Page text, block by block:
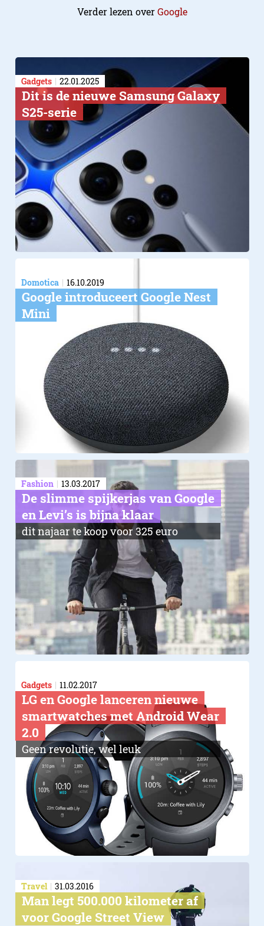
Verder lezen overGoogle
Gadgets 22.01.2025
Dit is de nieuwe Samsung Galaxy
S25-serie
Domotica 16.10.2019
Google introduceert Google Nest
Mini
Fashion 13.03.2017
De slimme spijkerjas van Google
en Levi’s is bijna klaar
dit najaar te koop voor 325 euro
Gadgets 11.02.2017
LG en Google lanceren nieuwe
smartwatches met Android Wear
2.0
Geen revolutie, wel leuk
Travel 31.03.2016
Man legt 500.000 kilometer af
voor Google Street View